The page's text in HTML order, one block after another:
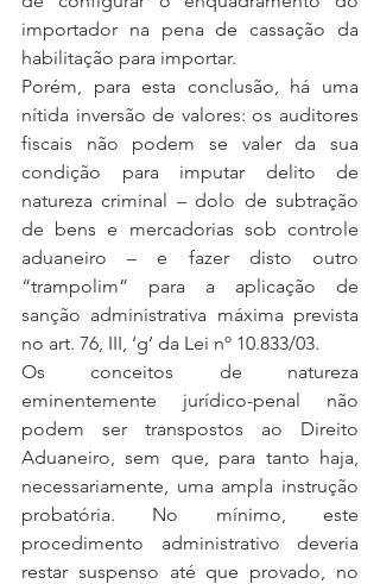
importador na pena de cassação da
habilitação para importar.
Porém, para esta conclusão, há uma
nítida inversão de valores: os auditores
fiscais não podem se valer da sua
condição para imputar delito de
natureza criminal – dolo de subtração
de bens e mercadorias sob controle
aduaneiro – e fazer disto outro
“trampolim” para a aplicação de
sanção administrativa máxima prevista
no art. 76, III, ‘g’ da Lei nº 10.833/03.
Os conceitos de natureza
eminentemente jurídico-penal não
podem ser transpostos ao Direito
Aduaneiro, sem que, para tanto haja,
necessariamente, uma ampla instrução
probatória. No mínimo, este
procedimento administrativo deveria
restar suspenso até que provado, no